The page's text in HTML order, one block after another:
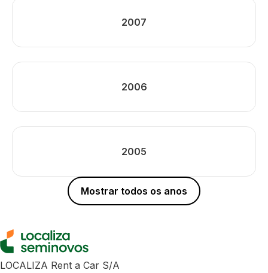
2007
2006
2005
Mostrar todos os anos
LOCALIZA Rent a Car S/A